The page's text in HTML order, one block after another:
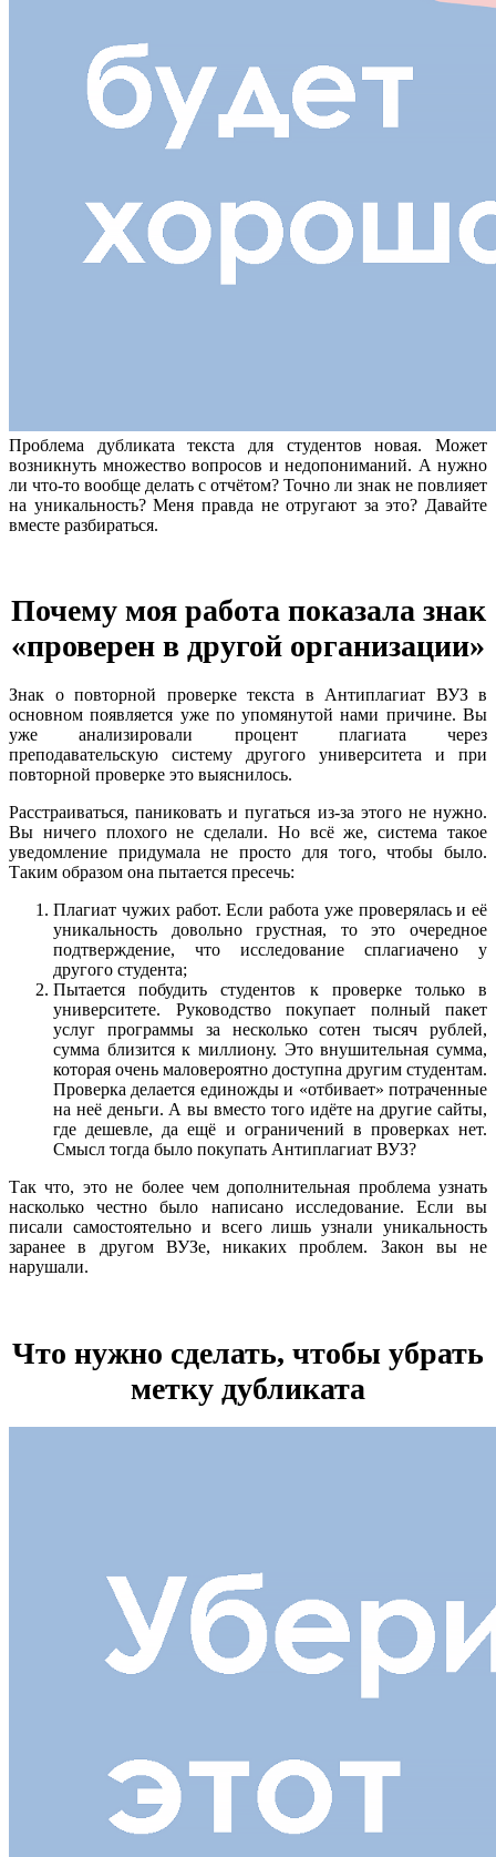
Проблема дубликата текста для студентов новая. Может
возникнуть множество вопросов и недопониманий. А нужно
ли что-то вообще делать с отчётом? Точно ли знак не повлияет
на уникальность? Меня правда не отругают за это? Давайте
вместе разбираться.
Почему моя работа показала знак
«проверен в другой организации»
Знак о повторной проверке текста в Антиплагиат ВУЗ в
основном появляется уже по упомянутой нами причине. Вы
уже анализировали процент плагиата через
преподавательскую систему другого университета и при
повторной проверке это выяснилось.
Расстраиваться, паниковать и пугаться из-за этого не нужно.
Вы ничего плохого не сделали. Но всё же, система такое
уведомление придумала не просто для того, чтобы было.
Таким образом она пытается пресечь:
Плагиат чужих работ. Если работа уже проверялась и её
уникальность довольно грустная, то это очередное
подтверждение, что исследование сплагиачено у
другого студента;
Пытается побудить студентов к проверке только в
университете. Руководство покупает полный пакет
услуг программы за несколько сотен тысяч рублей,
сумма близится к миллиону. Это внушительная сумма,
которая очень маловероятно доступна другим студентам.
Проверка делается единожды и «отбивает» потраченные
на неё деньги. А вы вместо того идёте на другие сайты,
где дешевле, да ещё и ограничений в проверках нет.
Смысл тогда было покупать Антиплагиат ВУЗ?
Так что, это не более чем дополнительная проблема узнать
насколько честно было написано исследование. Если вы
писали самостоятельно и всего лишь узнали уникальность
заранее в другом ВУЗе, никаких проблем. Закон вы не
нарушали.
Что нужно сделать, чтобы убрать
метку дубликата